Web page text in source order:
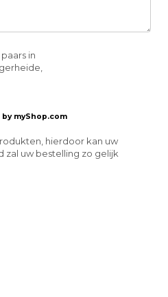
in
by myShop.com
hierdoor kan uw
zal uw bestelling zo gelijk